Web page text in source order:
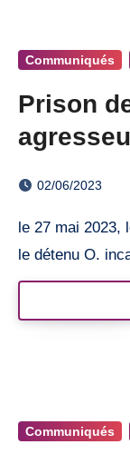
Communiqués
Prison
02/06/2023
le 27 mai 2023, lors du repas au 2e étage de la MAH1,
le détenu O.
Communiqués